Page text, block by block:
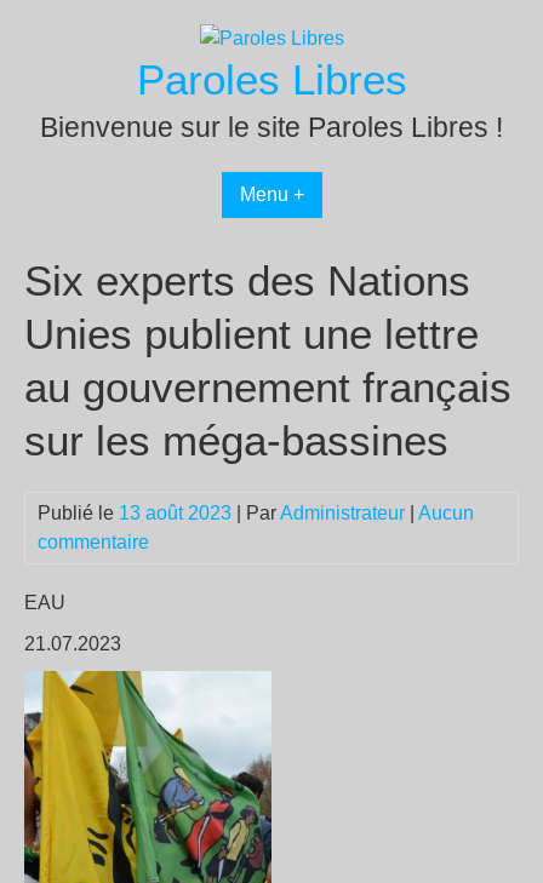
Paroles Libres
Bienvenue sur le site Paroles Libres !
Menu +
Six experts des Nations
Unies publient une lettre
au gouvernement français
sur les méga-bassines
Publié le 13 août 2023 | ParAdministrateur
Aucun
commentaire
EAU
21.07.2023